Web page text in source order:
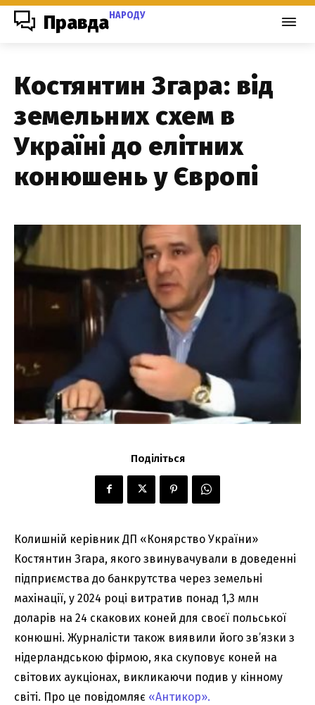
ПравдаНАРОДУ
Костянтин Згара: від
земельних схем в
Україні до елітних
конюшень у Європі
Поділіться
Колишній керівник ДП «Конярство України»
Костянтин Згара, якого звинувачували в доведенні
підприємства до банкрутства через земельні
махінації, у 2024 році витратив понад 1,3 млн
доларів на 24 скакових коней для своєї польської
конюшні. Журналісти також виявили його зв’язки з
нідерландською фірмою, яка скуповує коней на
світових аукціонах, викликаючи подив у кінному
світі. Про це повідомляє «Антикор».